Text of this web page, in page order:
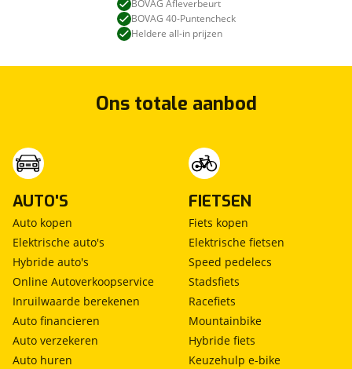
viaBOVAG.nl verwerkt je persoonsgegevens
om je aanvraag zo goed mogelijk bij de
onzeprivacyverklaring .
privacyverklaring
Kan je ons nog meer vertellen? (optioneel)
Stuur mijn bevinding door
BOVAG Afleverbeurt
BOVAG 40-Puntencheck
Heldere all-in prijzen
Ons totale aanbod
AUTO'S
Auto kopen
Elektrische auto's
Hybride auto's
Online Autoverkoopservice
Inruilwaarde berekenen
Auto financieren
Auto verzekeren
Auto huren
FIETSEN
Fiets kopen
Elektrische fietsen
Speed pedelecs
Stadsfiets
Racefiets
Mountainbike
Hybride fiets
Keuzehulp e-bike